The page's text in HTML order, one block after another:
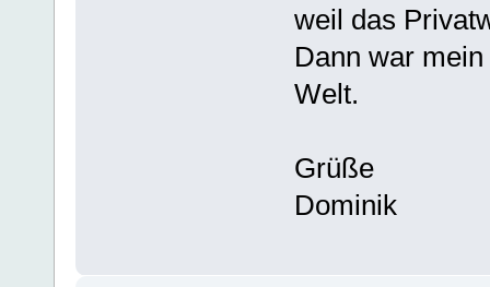
weil das
Dann war
Welt.
Grüße
Dominik